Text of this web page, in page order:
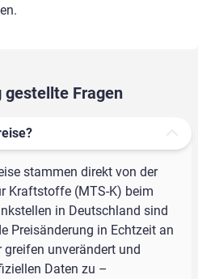
gestellte Fragen
stammen direkt von der
Kraftstoffe (MTS-K) beim
in Deutschland sind
Preisänderung in Echtzeit an
unverändert und
Daten zu –